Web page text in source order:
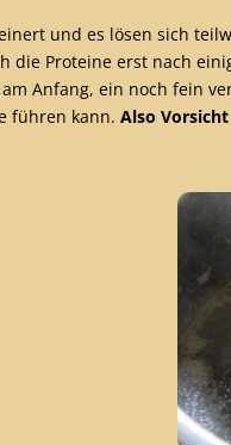
und es lösen sich
Proteine erst nach
Anfang, ein noch fein
führen kann.Also